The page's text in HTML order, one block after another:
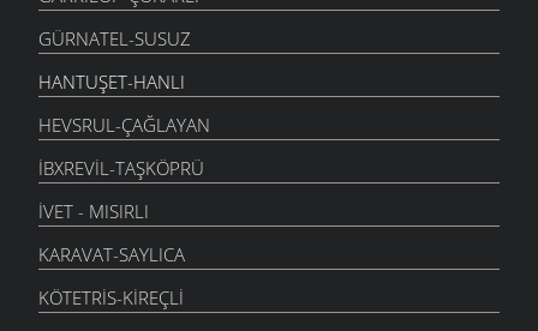
GÜRNATEL-SUSUZ
HANTUŞET-HANLI
HEVSRUL-ÇAĞLAYAN
İBXREVIL-TAŞKÖPRÜ
İVET - MISIRLI
KARAVAT-SAYLICA
KÖTETRIS-KIREÇLI